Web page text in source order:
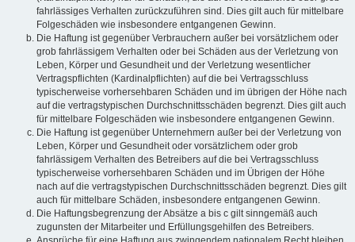
fahrlässiges Verhalten zurückzuführen sind. Dies gilt auch für mittelbare
Folgeschäden wie insbesondere entgangenen Gewinn.
Die Haftung ist gegenüber Verbrauchern außer bei vorsätzlichem oder
grob fahrlässigem Verhalten oder bei Schäden aus der Verletzung von
Leben, Körper und Gesundheit und der Verletzung wesentlicher
Vertragspflichten (Kardinalpflichten) auf die bei Vertragsschluss
typischerweise vorhersehbaren Schäden und im übrigen der Höhe nach
auf die vertragstypischen Durchschnittsschäden begrenzt. Dies gilt auch
für mittelbare Folgeschäden wie insbesondere entgangenen Gewinn.
Die Haftung ist gegenüber Unternehmern außer bei der Verletzung von
Leben, Körper und Gesundheit oder vorsätzlichem oder grob
fahrlässigem Verhalten des Betreibers auf die bei Vertragsschluss
typischerweise vorhersehbaren Schäden und im Übrigen der Höhe
nach auf die vertragstypischen Durchschnittsschäden begrenzt. Dies gilt
auch für mittelbare Schäden, insbesondere entgangenen Gewinn.
Die Haftungsbegrenzung der Absätze a bis c gilt sinngemäß auch
zugunsten der Mitarbeiter und Erfüllungsgehilfen des Betreibers.